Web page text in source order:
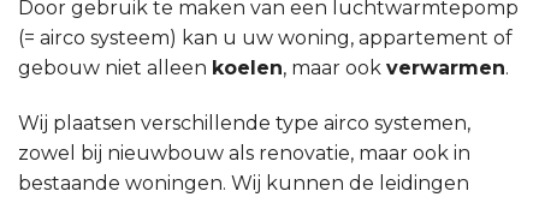
Door gebruik te maken van een luchtwarmtepomp
(= airco systeem) kan u uw woning, appartement of
gebouw niet alleen koelen, maar ook verwarmen.
Wij plaatsen verschillende type airco systemen,
zowel bij nieuwbouw als renovatie, maar ook in
bestaande woningen. Wij kunnen de leidingen